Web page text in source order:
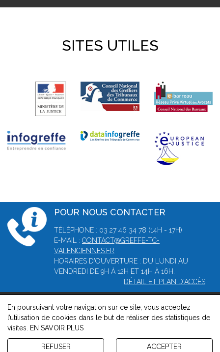
SITES UTILES
POUR NOUS CONTACTER
TÉLÉPHONE : 03 27 46 34 78 (14H - 17H)
E-MAIL : CONTACT@GREFFE-TC-
VALENCIENNES.FR
HORAIRES D'OUVERTURE : DU LUNDI AU
VENDREDI DE 9H À 12H ET 14H À 16H.
DÉTAIL ET PLAN D'ACCÈS
© 2026, Greffe du tribunal de commerce de Valenciennes -
Mentions légales-Contact -Gestion des cookies-Politique de
confidentialité et de cookies
Version : 1.8.1
En poursuivant votre navigation sur ce site, vous acceptez
l’utilisation de cookies dans le but de réaliser des statistiques de
visites.
EN SAVOIR PLUS
REFUSER ACCEPTER